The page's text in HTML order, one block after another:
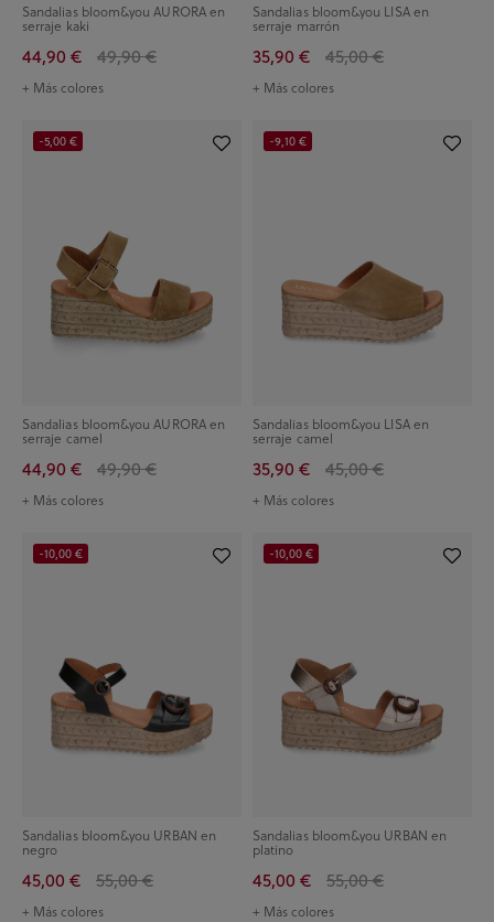
Sandalias bloom&you AURORA en
serraje kaki
44,90 € 49,90 €
+ Más colores
Sandalias bloom&you LISA en
serraje marrón
35,90 € 45,00 €
+ Más colores
Sandalias bloom&you AURORA en
serraje camel
44,90 € 49,90 €
+ Más colores
-5,00 €
Sandalias bloom&you LISA en
serraje camel
35,90 € 45,00 €
+ Más colores
-9,10 €
Sandalias bloom&you URBAN en
negro
45,00 € 55,00 €
+ Más colores
-10,00 €
Sandalias bloom&you URBAN en
platino
45,00 € 55,00 €
+ Más colores
-10,00 €